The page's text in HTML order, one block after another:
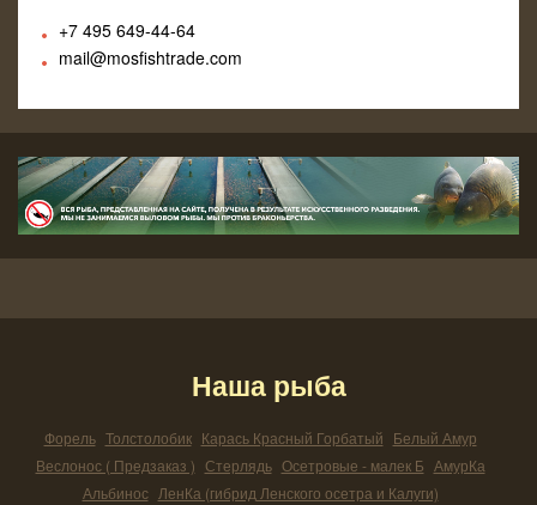
+7 495 649-44-64
mail@mosfishtrade.com
Наша рыба
Форель Толстолобик Карась Красный Горбатый Белый Амур
Веслонос ( Предзаказ ) Стерлядь Осетровые - малек Б АмурКа
Альбинос ЛенКа (гибрид Ленского осетра и Калуги)